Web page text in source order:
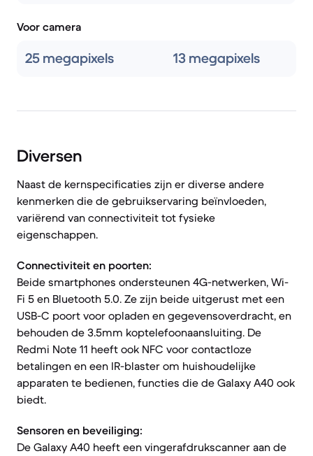
Voor camera
25 megapixels 13 megapixels
Diversen
Naast de kernspecificaties zijn er diverse andere
kenmerken die de gebruikservaring beïnvloeden,
variërend van connectiviteit tot fysieke
eigenschappen.
Connectiviteit en poorten:
Beide smartphones ondersteunen 4G-netwerken, Wi-
Fi 5 en Bluetooth 5.0. Ze zijn beide uitgerust met een
USB-C poort voor opladen en gegevensoverdracht, en
behouden de 3.5mm koptelefoonaansluiting. De
Redmi Note 11 heeft ook NFC voor contactloze
betalingen en een IR-blaster om huishoudelijke
apparaten te bedienen, functies die de Galaxy A40 ook
biedt.
Sensoren en beveiliging:
De Galaxy A40 heeft een vingerafdrukscanner aan de